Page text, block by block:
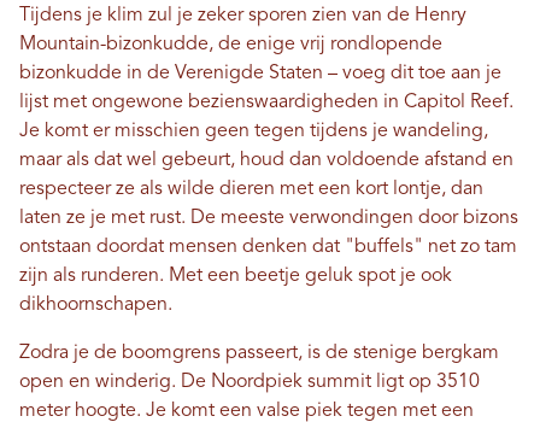
Tijdens je klim zul je zeker sporen zien van de Henry
Mountain-bizonkudde, de enige vrij rondlopende
bizonkudde in de Verenigde Staten – voeg dit toe aan je
lijst met ongewone bezienswaardigheden in Capitol Reef.
Je komt er misschien geen tegen tijdens je wandeling,
maar als dat wel gebeurt, houd dan voldoende afstand en
respecteer ze als wilde dieren met een kort lontje, dan
laten ze je met rust. De meeste verwondingen door bizons
ontstaan ​​doordat mensen denken dat "buffels" net zo tam
zijn als runderen. Met een beetje geluk spot je ook
dikhoornschapen.
Zodra je de boomgrens passeert, is de stenige bergkam
open en winderig. De Noordpiek summit ligt op 3510
meter hoogte. Je komt een valse piek tegen met een